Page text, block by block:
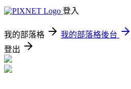
登入
我的部落格 我的部落格後台
登出